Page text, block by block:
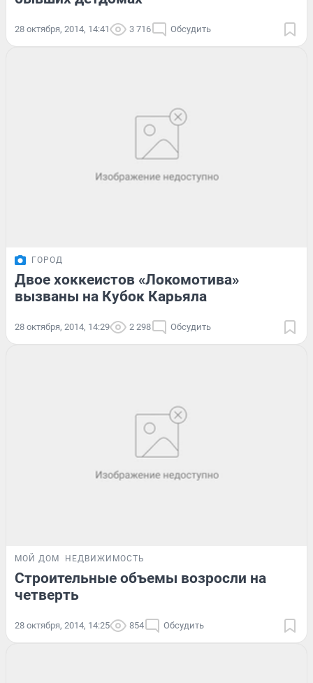
28 октября, 2014, 14:41 3 716 Обсудить
ГОРОД
Двое хоккеистов «Локомотива»
вызваны на Кубок Карьяла
28 октября, 2014, 14:29 2 298 Обсудить
МОЙ ДОМ НЕДВИЖИМОСТЬ
Строительные объемы возросли на
четверть
28 октября, 2014, 14:25 854 Обсудить